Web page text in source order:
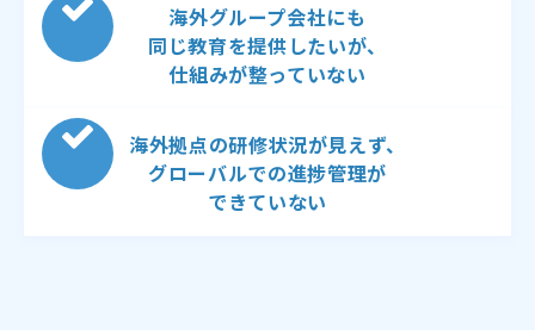
海外グループ会社にも
同じ教育を提供したいが、
仕組みが整っていない
海外拠点の研修状況が見えず、
グローバルでの進捗管理が
できていない